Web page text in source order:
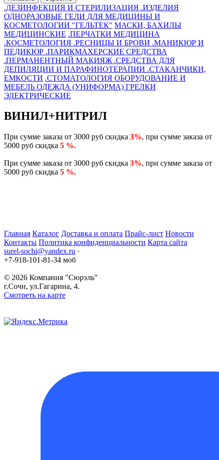
.ДЕЗИНФЕКЦИЯ И СТЕРИЛИЗАЦИЯ .ИЗДЕЛИЯ
ОДНОРАЗОВЫЕ ГЕЛИ ДЛЯ МЕДИЦИНЫ И
КОСМЕТОЛОГИИ "ГЕЛЬТЕК" МАСКИ, БАХИЛЫ
МЕДИЦИНСКИЕ .ПЕРЧАТКИ МЕДИЦИНА
.КОСМЕТОЛОГИЯ .РЕСНИЦЫ И БРОВИ .МАНИКЮР И
ПЕДИКЮР .ПАРИКМАХЕРСКИЕ СРЕДСТВА
.ПЕРМАНЕНТНЫЙ МАКИЯЖ .СРЕДСТВА ДЛЯ
ДЕПИЛЯЦИИ И ПАРАФИНОТЕРАПИИ .СТАКАНЧИКИ,
ЕМКОСТИ .СТОМАТОЛОГИЯ ОБОРУДОВАНИЕ И
МЕБЕЛЬ ОДЕЖДА (УНИФОРМА) ГРЕЛКИ
ЭЛЕКТРИЧЕСКИЕ
ВИНИЛ+НИТРИЛ
При сумме заказа от 3000 руб скидка 3%, при сумме заказа от
5000 руб скидка 5 %.
При сумме заказа от 3000 руб скидка 3%, при сумме заказа от
5000 руб скидка 5 %.
Главная Каталог Доставка и оплата Прайс-лист Новости
Контакты Политика конфиденциальности Карта сайта
surel-sochi@yandex.ru ·
+7-918-101-81-34 моб
© 2026 Компания "Сюрэль"
г.Сочи, ул.Гагарина, 4.
Смотреть на карте